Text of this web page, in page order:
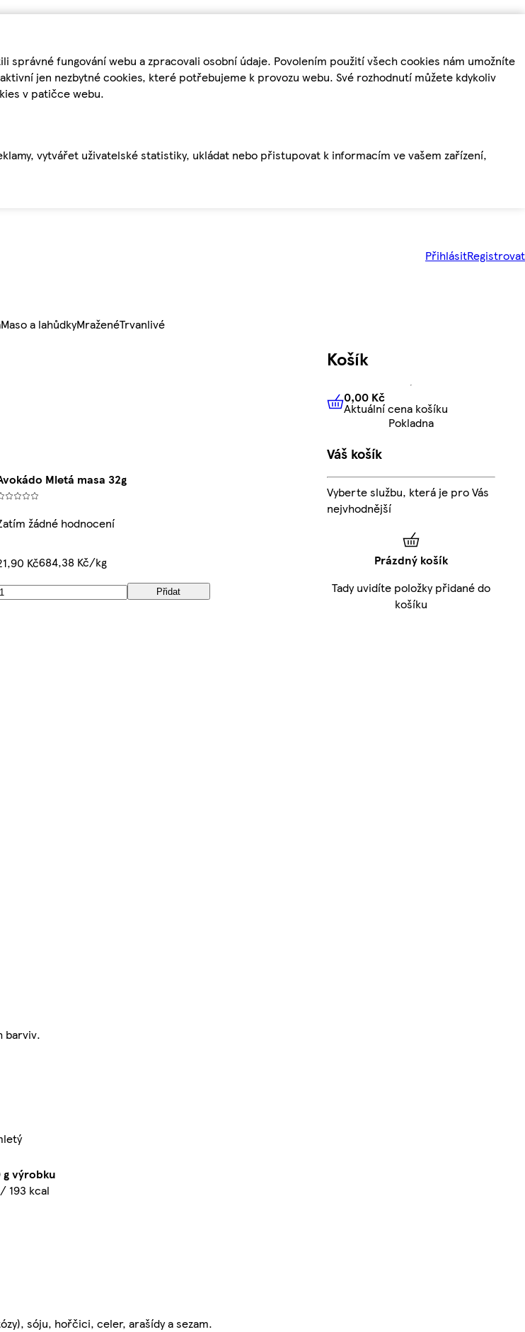
správné fungování webu a zpracovali osobní údaje. Povolením použití všech cookies nám umožníte
jen nezbytné cookies, které potřebujeme k provozu webu. Své rozhodnutí můžete kdykoliv
v patičce webu.
vytvářet uživatelské statistiky, ukládat nebo přistupovat k informacím ve vašem zařízení,
PřihlásitRegistrovat
Maso a lahůdkyMraženéTrvanlivé
Mletá masa 32g
žádné hodnocení
Kč684,38 Kč/kg
Přidat
barviv.
g výrobku
193 kcal
sóju, hořčici, celer, arašídy a sezam.
Košík
0,00 KčAktuální cena košíku
0,00 Kč
Aktuální cena košíku
Pokladna
Váš košík
Vyberte službu, která je pro Vás
nejvhodnější
Prázdný košík
Tady uvidíte položky přidané do
košíku